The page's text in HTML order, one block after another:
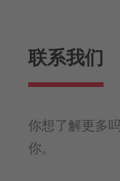
联系我们
你想了解更多
你。